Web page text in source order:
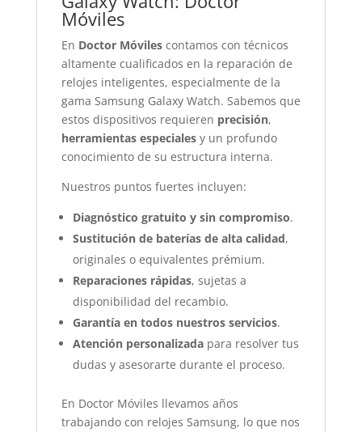
Móviles
En Doctor Móvilescontamos con técnicos
altamente cualificados en la reparación de
relojes inteligentes, especialmente de la
gama Samsung Galaxy Watch. Sabemos que
estos dispositivos requieren precisión,
herramientas especialesy un profundo
conocimiento de su estructura interna.
Nuestros puntos fuertes incluyen:
Diagnóstico gratuito y sin compromiso.
Sustitución de baterías de alta calidad,
originales o equivalentes prémium.
Reparaciones rápidas, sujetas a
disponibilidad del recambio.
Garantía en todos nuestros servicios.
Atención personalizadapara resolver tus
dudas y asesorarte durante el proceso.
En Doctor Móviles llevamos años
trabajando con relojes Samsung, lo que nos